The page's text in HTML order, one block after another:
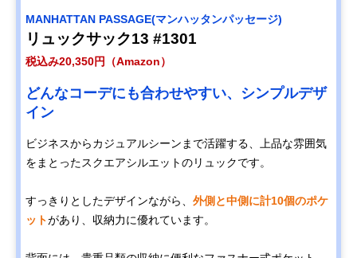
MANHATTAN PASSAGE(マンハッタンパッセージ)
リュックサック13 #1301
税込み20,350円（Amazon）
どんなコーデにも合わせやすい、シンプルデザ
イン
ビジネスからカジュアルシーンまで活躍する、上品な雰囲気
をまとったスクエアシルエットのリュックです。
すっきりとしたデザインながら、 外側と中側に計10個のポケ
ットがあり、収納力に優れています。